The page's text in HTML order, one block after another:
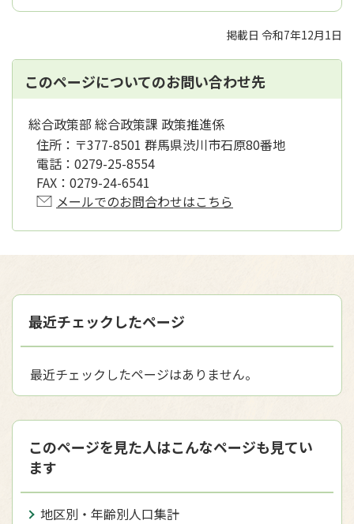
掲載日 令和7年12月1日
このページについてのお問い合わせ先
総合政策部 総合政策課 政策推進係
住所： 〒377-8501 群馬県渋川市石原80番地
電話： 0279-25-8554
FAX： 0279-24-6541
メールでのお問合わせはこちら
最近チェックしたページ
最近チェックしたページはありません。
このページを見た人はこんなページも見てい
ます
地区別・年齢別人口集計